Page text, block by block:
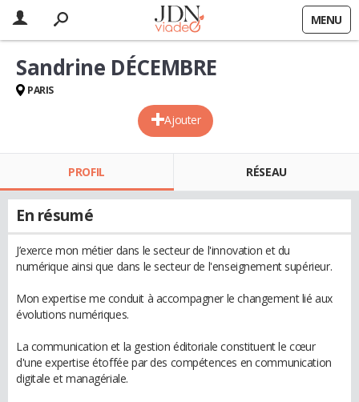
MENU
Ajouter
Sandrine DÉCEMBRE
PARIS
PROFIL RÉSEAU
En résumé
J’exerce mon métier dans le secteur de l'innovation et du
numérique ainsi que dans le secteur de l'enseignement supérieur.
Mon expertise me conduit à accompagner le changement lié aux
évolutions numériques.
La communication et la gestion éditoriale constituent le cœur
d'une expertise étoffée par des compétences en communication
digitale et managériale.